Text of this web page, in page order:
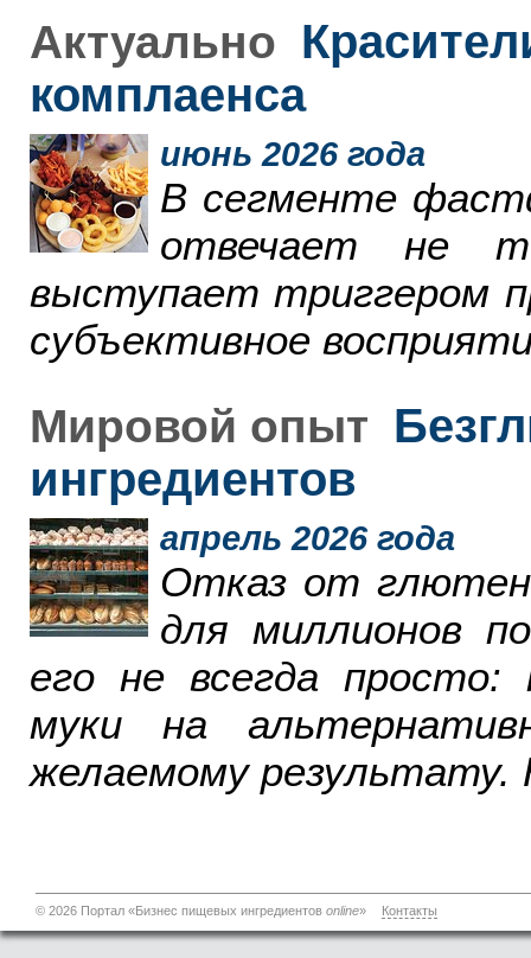
Актуально
комплаенса
июнь 2026 года
В сегменте
отвечает не
выступает триггером
субъективное
Мировой опыт
ингредиентов
апрель 2026 года
Отказ от
для миллионов
его не всегда просто:
муки на
желаемому результату.
© 2026 Портал «Бизнес пищевых ингредиентов online» Контакты